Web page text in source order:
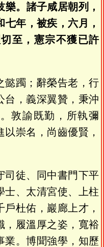
。諸子咸居朝列，
年，被疾，六月，
至，憲宗不獲已許
懿躅；辭榮告老，行
台，義深翼贊，秉沖
敦諭既勤，所執彌
崇名，尚齒優賢，
司徒、同中書門下平
士、太清宮使、上柱
杜佑，巖廊上才，
，履溫厚之姿，寬裕
業。博聞強學，知歷